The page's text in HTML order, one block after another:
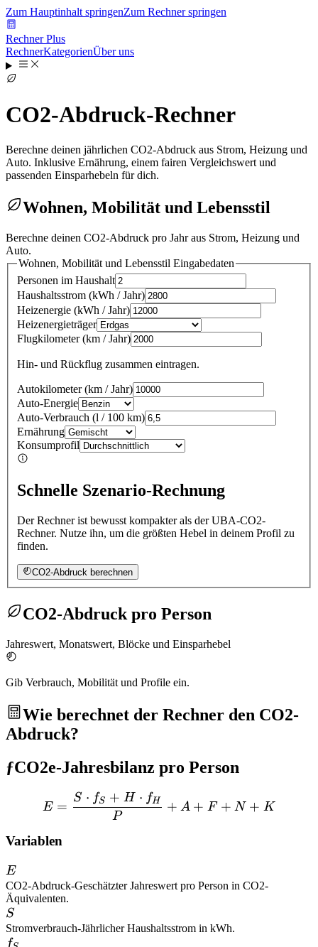
Zum Hauptinhalt springenZum Rechner springen
Rechner Plus
RechnerKategorienÜber uns
CO2-Abdruck-Rechner
Berechne deinen jährlichen CO2-Abdruck aus Strom, Heizung und
Auto. Inklusive Ernährung, einem fairen Vergleichswert und
passenden Einsparhebeln für dich.
Wohnen, Mobilität und Lebensstil
Berechne deinen CO2-Abdruck pro Jahr aus Strom, Heizung und
Auto.
Wohnen, Mobilität und Lebensstil Eingabedaten
Personen im Haushalt
Haushaltsstrom (kWh / Jahr)
Heizenergie (kWh / Jahr)
Heizenergieträger
Flugkilometer(km / Jahr)
Hin- und Rückflug zusammen eintragen.
Autokilometer(km / Jahr)
Auto-Energie
Auto-Verbrauch (l / 100 km)
Ernährung
Konsumprofil
Schnelle Szenario-Rechnung
Der Rechner ist bewusst kompakter als der UBA-CO2-
Rechner. Nutze ihn, um die größten Hebel in deinem Profil zu
finden.
CO2-Abdruck berechnen
CO2-Abdruck pro Person
Jahreswert, Monatswert, Blöcke und Einsparhebel
Gib Verbrauch, Mobilität und Profile ein.
Wie berechnet der Rechner den CO2-
Abdruck?
ƒCO2e-Jahresbilanz pro Person
E = \frac{S \cdot f_S +
E =
P
S ⋅ fS + H ⋅ fH + A + F + N + K
Variablen
E
E
CO2-Abdruck-Geschätzter Jahreswert pro Person in CO2-
Äquivalenten.
S
S
Stromverbrauch-Jährlicher Haushaltsstrom in kWh.
f_S
f